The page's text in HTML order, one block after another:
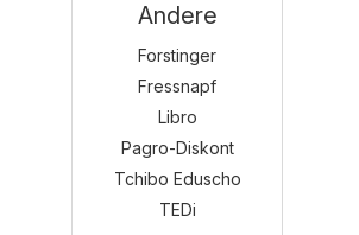
Andere
Forstinger
Fressnapf
Libro
Pagro-Diskont
Tchibo Eduscho
TEDi